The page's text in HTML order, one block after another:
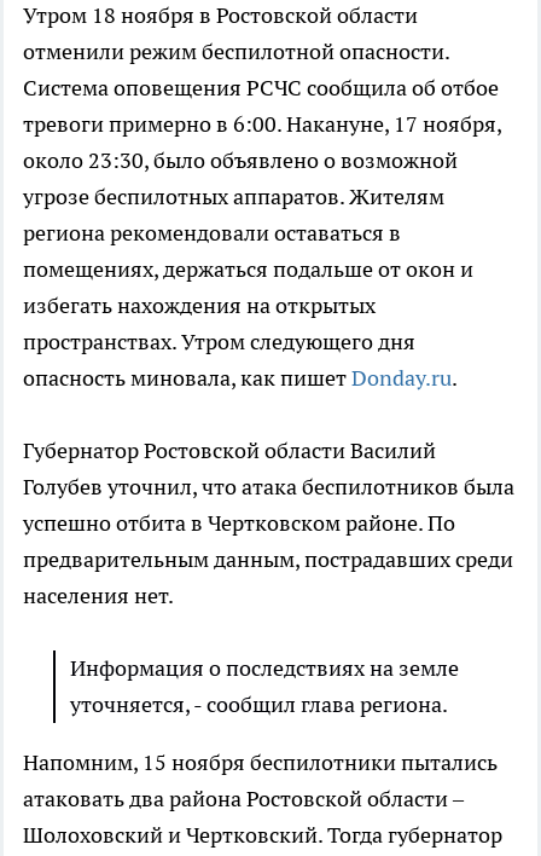
Утром 18 ноября в Ростовской области
отменили режим беспилотной опасности.
Система оповещения РСЧС сообщила об отбое
тревоги примерно в 6:00. Накануне, 17 ноября,
около 23:30, было объявлено о возможной
угрозе беспилотных аппаратов. Жителям
региона рекомендовали оставаться в
помещениях, держаться подальше от окон и
избегать нахождения на открытых
пространствах. Утром следующего дня
опасность миновала, как пишетDonday.ru.
Губернатор Ростовской области Василий
Голубев уточнил, что атака беспилотников была
успешно отбита в Чертковском районе. По
предварительным данным, пострадавших среди
населения нет.
Информация о последствиях на земле
уточняется, - сообщил глава региона.
Напомним, 15 ноября беспилотники пытались
атаковать два района Ростовской области –
Шолоховский и Чертковский. Тогда губернатор